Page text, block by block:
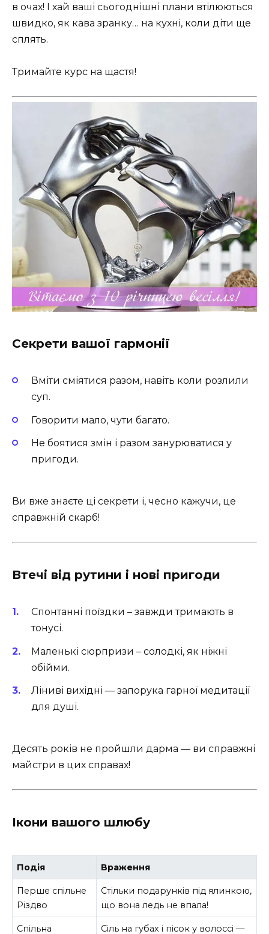
в очах! І хай ваші сьогоднішні плани втілюються
швидко, як кава зранку… на кухні, коли діти ще
сплять.
Тримайте курс на щастя!
Секрети вашої гармонії
Вміти сміятися разом, навіть коли розлили
суп.
Говорити мало, чути багато.
Не боятися змін і разом занурюватися у
пригоди.
Ви вже знаєте ці секрети і, чесно кажучи, це
справжній скарб!
Втечі від рутини і нові пригоди
Спонтанні поїздки – завжди тримають в
тонусі.
Маленькі сюрпризи – солодкі, як ніжні
обійми.
Ліниві вихідні — запорука гарної медитації
для душі.
Десять років не пройшли дарма — ви справжні
майстри в цих справах!
Ікони вашого шлюбу
Подія Враження
Перше спільне
Різдво
Стільки подарунків під ялинкою,
що вона ледь не впала!
Спільна Сіль на губах і пісок у волоссі —